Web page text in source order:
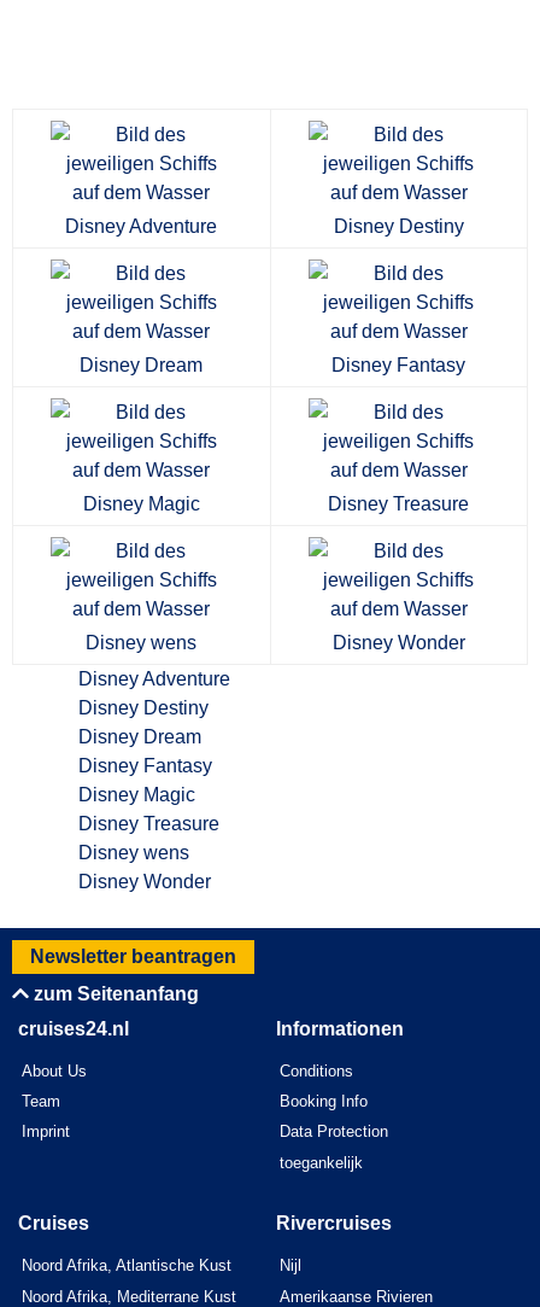
Disney Adventure Disney Destiny
Disney Dream Disney Fantasy
Disney Magic Disney Treasure
Disney wens
Disney Wonder
Disney Adventure
Disney Destiny
Disney Dream
Disney Fantasy
Disney Magic
Disney Treasure
Disney wens
Disney Wonder
Newsletter beantragen
zum Seitenanfang
cruises24.nl
About Us
Team
Imprint
Informationen
Conditions
Booking Info
Data Protection
toegankelijk
Cruises
Noord Afrika, Atlantische Kust
Noord Afrika, Mediterrane Kust
Rivercruises
Nijl
Amerikaanse Rivieren